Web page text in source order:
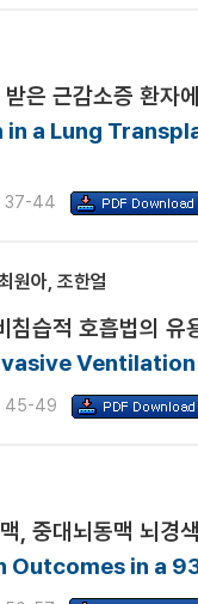
은 근감소증 환자
a Lung
37-44
원아, 조한얼
침습적 호흡법의 유
45-49
, 중대뇌동맥 뇌경
in a